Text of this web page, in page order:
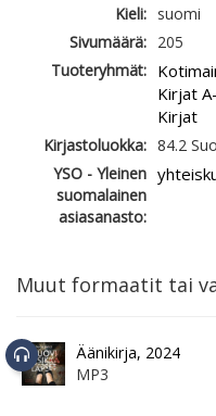
Kieli: suomi
Sivumäärä: 205
Tuoteryhmät:
Kirjat
Kirjat
Kirjastoluokka: 84.2
YSO - Yleinen
suomalainen
asiasanasto:
Muut formaatit tai
Äänikirja, 2024
MP3